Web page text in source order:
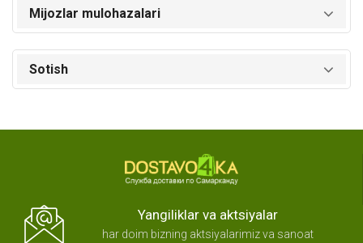
Mijozlar mulohazalari
Sotish
Yangiliklar va aktsiyalar
har doim bizning aktsiyalarimiz va sanoat